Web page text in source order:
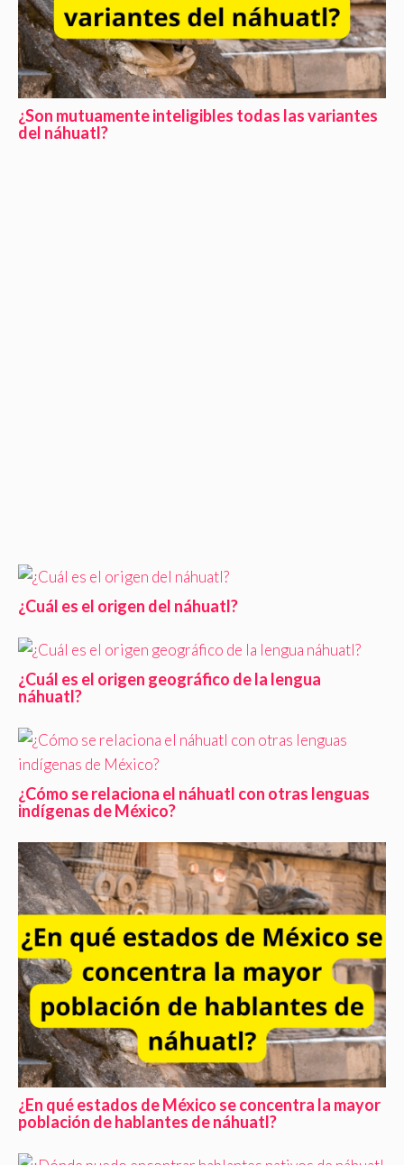
¿Son mutuamente inteligibles todas las variantes
del náhuatl?
¿Cuál es el origen del náhuatl?
¿Cuál es el origen geográfico de la lengua
náhuatl?
¿Cómo se relaciona el náhuatl con otras lenguas
indígenas de México?
¿En qué estados de México se concentra la mayor
población de hablantes de náhuatl?